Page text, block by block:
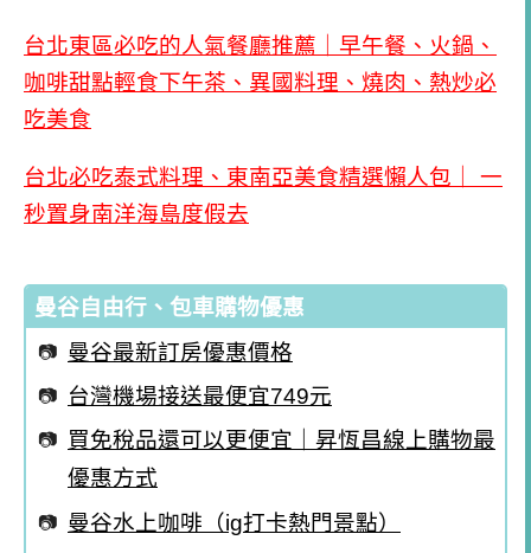
台北東區必吃的人氣餐廳推薦｜早午餐、火鍋、
咖啡甜點輕食下午茶、異國料理、燒肉、熱炒必
吃美食
台北必吃泰式料理、東南亞美食精選懶人包｜ 一
秒置身南洋海島度假去
曼谷自由行、包車購物優惠
曼谷最新訂房優惠價格
台灣機場接送最便宜749元
買免稅品還可以更便宜｜昇恆昌線上購物最
優惠方式
曼谷水上咖啡（ig打卡熱門景點）